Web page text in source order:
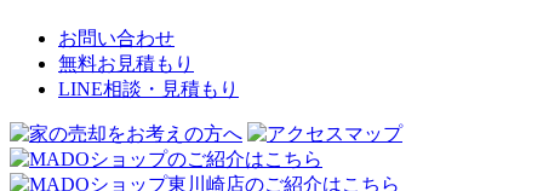
お問い合わせ
無料お見積もり
LINE相談・見積もり